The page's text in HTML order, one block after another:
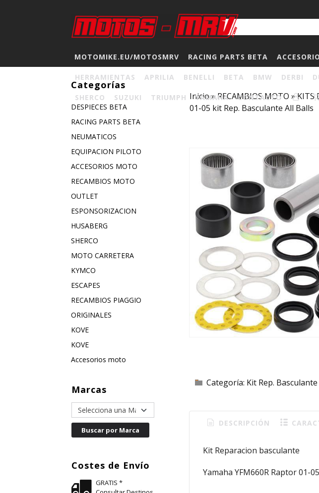
MOTOMIKE.EU/MOTOSMRV RACING PARTS BETA
HERRAMIENTAS APRILIA BENELLI BETA BMW DERBI
SHERCO SUZUKI TRIUMPH YAMAHA CONTACTO
Categorías
DESPIECES BETA
RACING PARTS BETA
NEUMATICOS
EQUIPACION PILOTO
ACCESORIOS MOTO
RECAMBIOS MOTO
OUTLET
ESPONSORIZACION
HUSABERG
SHERCO
MOTO CARRETERA
KYMCO
ESCAPES
RECAMBIOS PIAGGIO
ORIGINALES
KOVE
KOVE
Accesorios moto
Marcas
Costes de Envío
GRATIS *
Inicio»RECAMBIOS MOTO »KITS
01-05 kit Rep. Basculante All Balls
Categoría: Kit Rep.
DESCRIPCIÓN
Kit Reparacion basculante
Yamaha YFM660R Raptor 01-05